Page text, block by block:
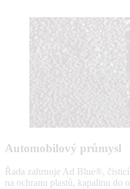
Automobilový průmysl
Řada zahrnuje Ad Blue®,
na ochranu plastů, kapalinu do